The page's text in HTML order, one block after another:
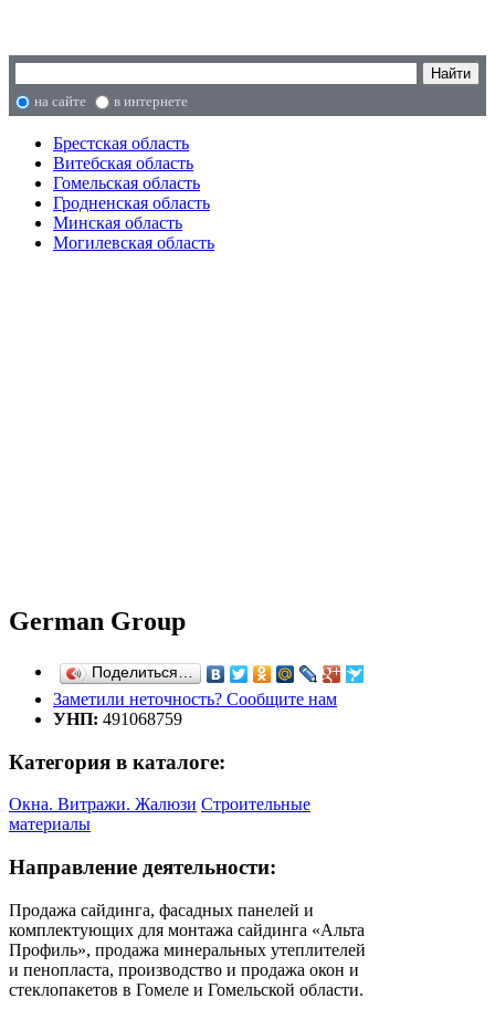
на сайте в интернете
Брестская область
Витебская область
Гомельская область
Гродненская область
Минская область
Могилевская область
German Group
Поделиться…
Заметили неточность? Сообщите нам
УНП: 491068759
Категория в каталоге:
Окна. Витражи. Жалюзи Строительные
материалы
Направление деятельности:
Продажа сайдинга, фасадных панелей и
комплектующих для монтажа сайдинга «Альта
Профиль», продажа минеральных утеплителей
и пенопласта, производство и продажа окон и
стеклопакетов в Гомеле и Гомельской области.